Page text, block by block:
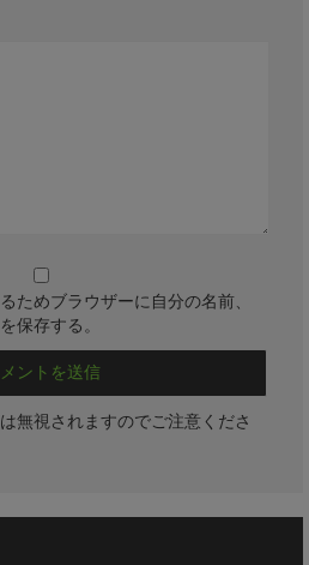
ためブラウザーに自分の名前、
保存する。
無視されますのでご注意くださ